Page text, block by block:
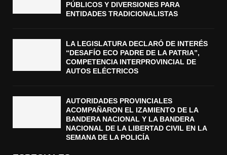
PÚBLICOS Y DIVERSIONES PARA
ENTIDADES TRADICIONALISTAS
LA LEGISLATURA DECLARÓ DE INTERÉS
“DESAFÍO ECO PADRE DE LA PATRIA”,
COMPETENCIA INTERPROVINCIAL DE
AUTOS ELÉCTRICOS
AUTORIDADES PROVINCIALES
ACOMPAÑARON EL IZAMIENTO DE LA
BANDERA NACIONAL Y LA BANDERA
NACIONAL DE LA LIBERTAD CIVIL EN LA
SEMANA DE LA POLICÍA